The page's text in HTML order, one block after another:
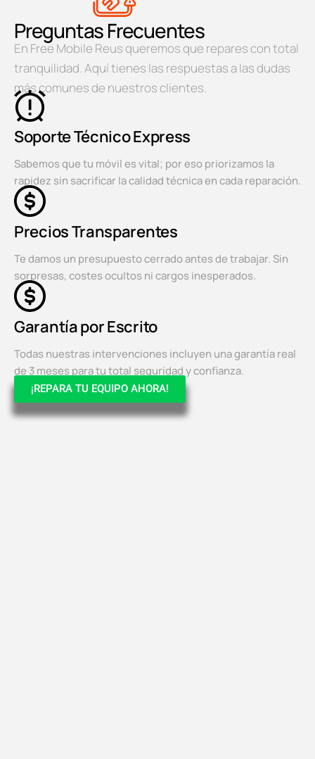
Preguntas Frecuentes
En Free Mobile Reus queremos que repares con total
tranquilidad. Aquí tienes las respuestas a las dudas
más comunes de nuestros clientes.
Soporte Técnico Express
Sabemos que tu móvil es vital; por eso priorizamos la
rapidez sin sacrificar la calidad técnica en cada reparación.
Precios Transparentes
Te damos un presupuesto cerrado antes de trabajar. Sin
sorpresas, costes ocultos ni cargos inesperados.
Garantía por Escrito
Todas nuestras intervenciones incluyen una garantía real
de 3 meses para tu total seguridad y confianza.
¡REPARA TU EQUIPO AHORA!